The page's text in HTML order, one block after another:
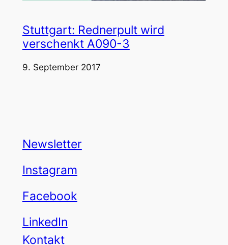
Stuttgart: Rednerpult wird
verschenkt A090-3
9. September 2017
Newsletter
Instagram
Facebook
LinkedIn
Kontakt